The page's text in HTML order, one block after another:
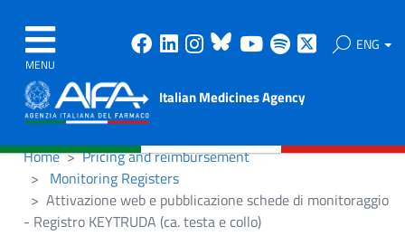
MENU
Facebook
Linkedin
Instagram
Bluesky
Youtube
Spotify ENG
Italian Medicines Agency
Home
Pricing and reimbursement
Monitoring Registers
Attivazione web e pubblicazione schede di monitoraggio
- Registro KEYTRUDA (ca. testa e collo)